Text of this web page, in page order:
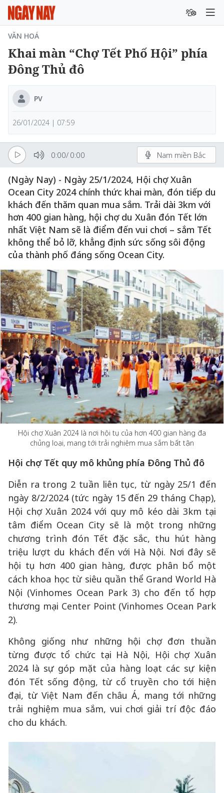
VĂN HOÁ
Khai màn “Chợ Tết Phố Hội” phía
Đông Thủ đô
PV
26/01/2024 | 07:59
0:00/ 0:00 Nam miền Bắc
(Ngày Nay) - Ngày 25/1/2024, Hội chợ Xuân
Ocean City 2024 chính thức khai màn, đón tiếp du
khách đến thăm quan mua sắm. Trải dài 3km với
hơn 400 gian hàng, hội chợ du Xuân đón Tết lớn
nhất Việt Nam sẽ là điểm đến vui chơi – sắm Tết
không thể bỏ lỡ, khẳng định sức sống sôi động
của thành phố đáng sống Ocean City.
Hội chợ Xuân 2024 là nơi hội tụ của hơn 400 gian hàng đa
chủng loại, mang tới trải nghiệm mua sắm bất tận
Hội chợ Tết quy mô khủng phía Đông Thủ đô
Diễn ra trong 2 tuần liên tục, từ ngày 25/1 đến
ngày 8/2/2024 (tức ngày 15 đến 29 tháng Chạp),
Hội chợ Xuân 2024 với quy mô kéo dài 3km tại
tâm điểm Ocean City sẽ là một trong những
chương trình đón Tết đặc sắc, thu hút hàng
triệu lượt du khách đến với Hà Nội. Nơi đây sẽ
hội tụ hơn 400 gian hàng, được phân bổ một
cách khoa học từ siêu quần thể Grand World Hà
Nội (Vinhomes Ocean Park 3) cho đến tổ hợp
thương mại Center Point (Vinhomes Ocean Park
2).
Không giống như những hội chợ đơn thuần
từng được tổ chức tại Hà Nội, Hội chợ Xuân
2024 là sự góp mặt của hàng loạt các sự kiện
đón Tết sống động, từ cổ truyền cho tới hiện
đại, từ Việt Nam đến châu Á, mang tới những
trải nghiệm mua sắm, vui chơi giải trí độc đáo
cho du khách.